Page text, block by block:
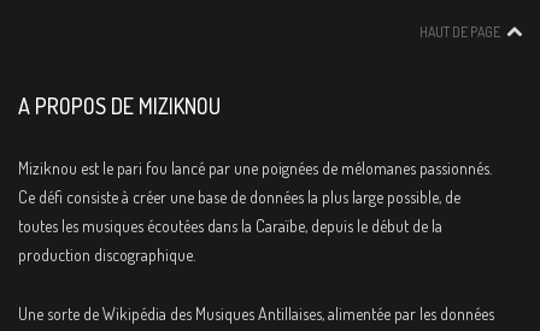
HAUT DE PAGE
A PROPOS DE MIZIKNOU
Miziknou est le pari fou lancé par une poignées de mélomanes passionnés.
Ce défi consiste à créer une base de données la plus large possible, de
toutes les musiques écoutées dans la Caraïbe, depuis le début de la
production discographique.
Une sorte de Wikipédia des Musiques Antillaises, alimentée par les données